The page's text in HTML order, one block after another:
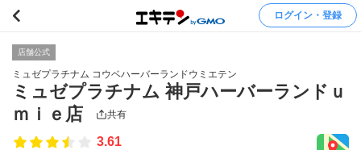
ログイン・登録
店舗公式
ミュゼプラチナム コウベハーバーランドウミエテン
ミュゼプラチナム 神戸ハーバーランドｕ
ｍｉｅ店
共有
3.61